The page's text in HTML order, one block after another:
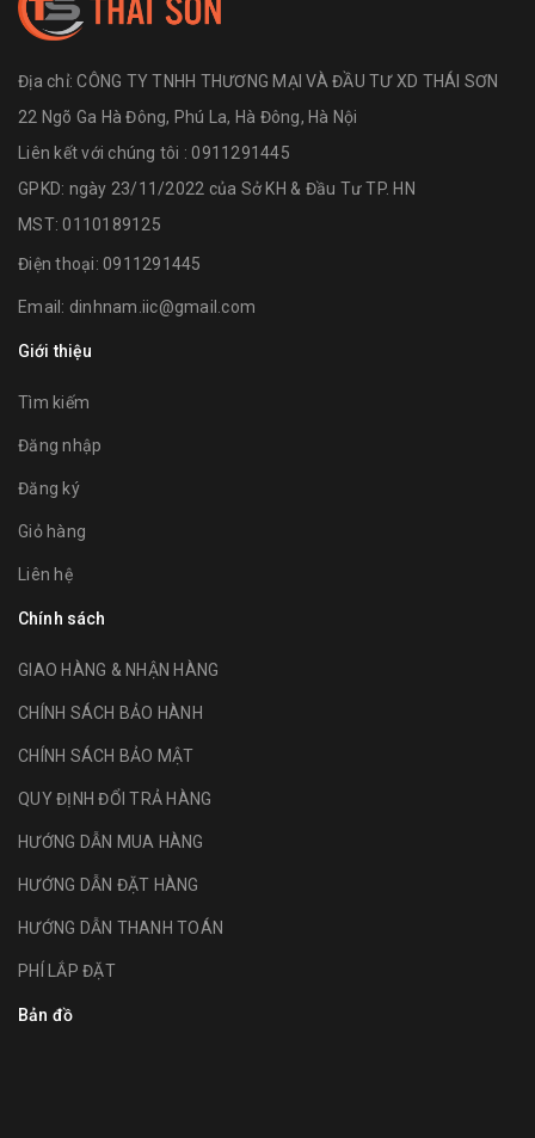
Địa chỉ:CÔNG TY TNHH THƯƠNG MẠI VÀ ĐẦU TƯ XD THÁI SƠN
22 Ngõ Ga Hà Đông, Phú La, Hà Đông, Hà Nội
Liên kết với chúng tôi : 0911291445
GPKD: ngày 23/11/2022 của Sở KH & Đầu Tư TP. HN
MST: 0110189125
Điện thoại: 0911291445
Email: dinhnam.iic@gmail.com
Giới thiệu
Tìm kiếm
Đăng nhập
Đăng ký
Giỏ hàng
Liên hệ
Chính sách
GIAO HÀNG & NHẬN HÀNG
CHÍNH SÁCH BẢO HÀNH
CHÍNH SÁCH BẢO MẬT
QUY ĐỊNH ĐỔI TRẢ HÀNG
HƯỚNG DẪN MUA HÀNG
HƯỚNG DẪN ĐẶT HÀNG
HƯỚNG DẪN THANH TOÁN
PHÍ LẮP ĐẶT
Bản đồ